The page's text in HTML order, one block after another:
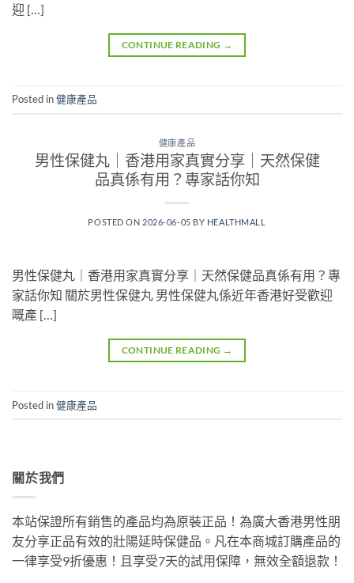
迎 […]
CONTINUE READING →
Posted in健康產品
健康產品
男性保健丸｜香港用家真實分享｜天然保健
品真係有用？專家話你知
POSTED ON 2026-06-05 BY HEALTHMALL
男性保健丸｜香港用家真實分享｜天然保健品真係有用？專
家話你知 關於男性保健丸 男性保健丸係近年香港好受歡迎
嘅產 […]
CONTINUE READING →
Posted in健康產品
關於我們
本站保證所有銷售的產品均為原裝正品！為廣大香港男性朋
友分享正品有效的壯陽延時保健品。凡在本商城訂購產品的
一律享受9折優惠！且享受7天的試用保障，無效全額退款！